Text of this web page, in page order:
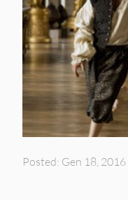
Posted: Gen 18, 2016